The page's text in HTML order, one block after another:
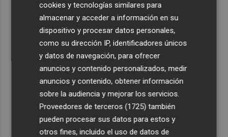
La magia de Terra Mítica se vive de noche durante el mes
de agosto con Summer Nights
Recibe toda la actualidad de
Plaza Podcast en tu correo
Quiero suscribirme
cookies y tecnologías similares para
almacenar y acceder a información en su
dispositivo y procesar datos personales,
como su dirección IP, identificadores únicos
y datos de navegación, para ofrecer
anuncios y contenido personalizados, medir
anuncios y contenido, obtener información
sobre la audiencia y mejorar los servicios.
Proveedores de terceros (1725) también
pueden procesar sus datos para estos y
otros fines, incluido el uso de datos de